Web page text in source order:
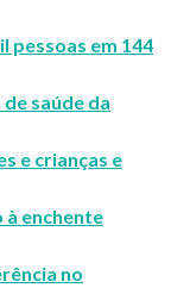
pessoas em 144
saúde da
e crianças e
à enchente
no